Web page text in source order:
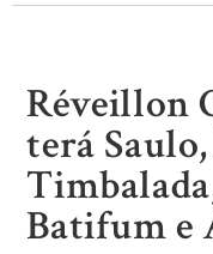
Réveillon
terá
Batifum e